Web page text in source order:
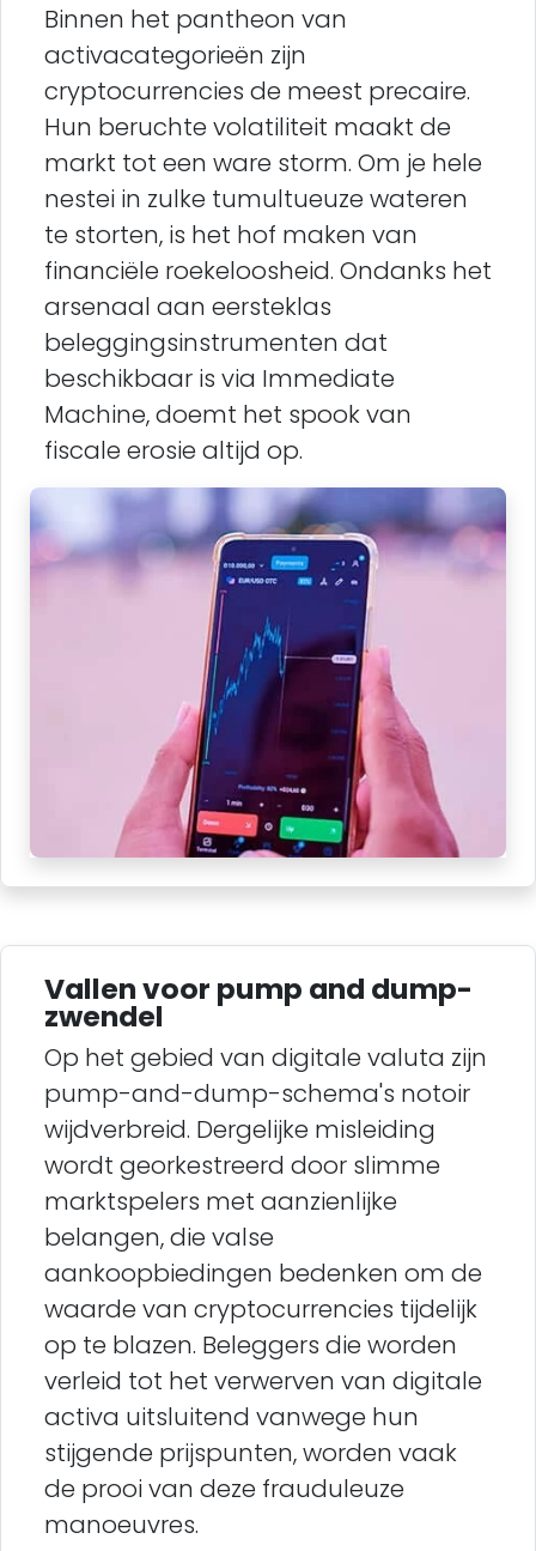
Binnen het pantheon van
activacategorieën zijn
cryptocurrencies de meest precaire.
Hun beruchte volatiliteit maakt de
markt tot een ware storm. Om je hele
nestei in zulke tumultueuze wateren
te storten, is het hof maken van
financiële roekeloosheid. Ondanks het
arsenaal aan eersteklas
beleggingsinstrumenten dat
beschikbaar is via Immediate
Machine, doemt het spook van
fiscale erosie altijd op.
Vallen voor pump and dump-
zwendel
Op het gebied van digitale valuta zijn
pump-and-dump-schema's notoir
wijdverbreid. Dergelijke misleiding
wordt georkestreerd door slimme
marktspelers met aanzienlijke
belangen, die valse
aankoopbiedingen bedenken om de
waarde van cryptocurrencies tijdelijk
op te blazen. Beleggers die worden
verleid tot het verwerven van digitale
activa uitsluitend vanwege hun
stijgende prijspunten, worden vaak
de prooi van deze frauduleuze
manoeuvres.